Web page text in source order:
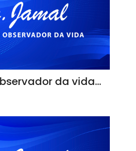
da vida…